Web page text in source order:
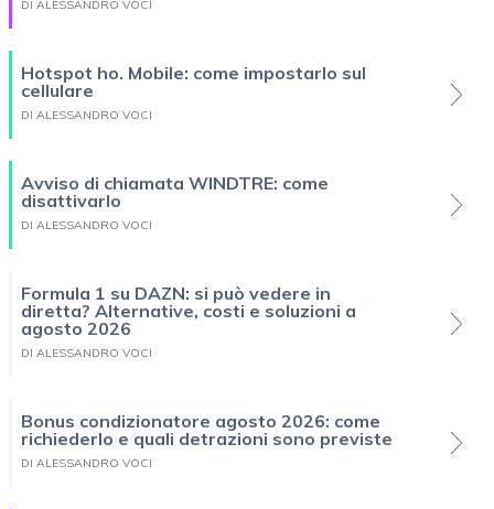
DI ALESSANDRO VOCI
Hotspot ho. Mobile: come impostarlo sul
cellulare
DI ALESSANDRO VOCI
Avviso di chiamata WINDTRE: come
disattivarlo
DI ALESSANDRO VOCI
Formula 1 su DAZN: si può vedere in
diretta? Alternative, costi e soluzioni a
agosto 2026
DI ALESSANDRO VOCI
Bonus condizionatore agosto 2026: come
richiederlo e quali detrazioni sono previste
DI ALESSANDRO VOCI